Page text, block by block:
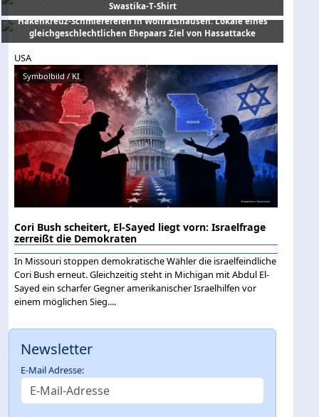
Swastika-T-Shirt
Hakenkreuz-Schmierereien in Wolfratshausen: Lokale eines
gleichgeschlechtlichen Ehepaars Ziel von Hassattacke
USA
Symbolbild / KI
Cori Bush scheitert, El-Sayed liegt vorn: Israelfrage
zerreißt die Demokraten
In Missouri stoppen demokratische Wähler die israelfeindliche
Cori Bush erneut. Gleichzeitig steht in Michigan mit Abdul El-
Sayed ein scharfer Gegner amerikanischer Israelhilfen vor
einem möglichen Sieg....
Newsletter
E-Mail Adresse: